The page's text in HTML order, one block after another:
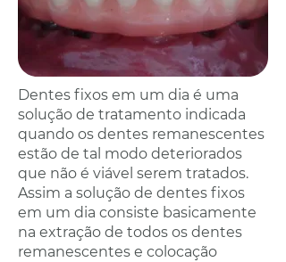
Dentes fixos em um dia é uma
solução de tratamento indicada
quando os dentes remanescentes
estão de tal modo deteriorados
que não é viável serem tratados.
Assim a solução de dentes fixos
em um dia consiste basicamente
na extração de todos os dentes
remanescentes e colocação